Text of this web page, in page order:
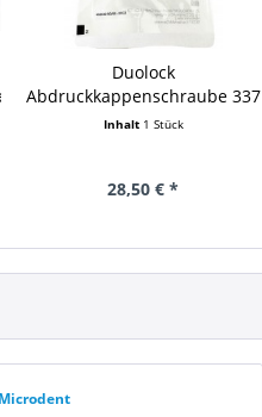
Duolock
Abdruckkappenschraube 337
Inhalt 1 Stück
28,50 € *